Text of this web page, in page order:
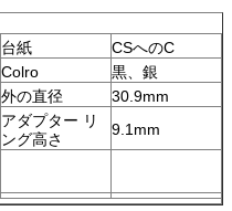
台紙
CSへのC
Colro
黒、銀
外の直径
30.9mm
アダプター リ
ング高さ
9.1mm